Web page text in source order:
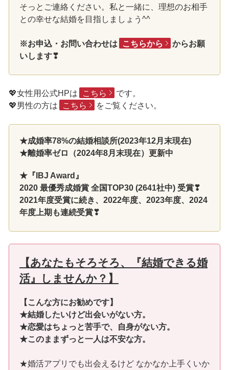
そっとご連絡ください。私と一緒に、理想のお相手
との幸せな結婚を目指しましょう^^
※お申込・お問い合わせは こちらから
からお願
いします❣
💖女性用公式HPは こちら
です。
💖男性の方は
こちら をご覧ください。
★成婚率78%の結婚相談所(2023年12月末現在)
★離婚率ゼロ（2024年8月末現在）更新中
★『IBJ Award』
2020 最優秀成婚賞 全国TOP30 (2641社中) 受賞❣
2021年度受賞に続き、2022年度、2023年度、2024
年度上期も連続受賞❣
【あなたもそろそろ、『結婚できる婚
活』しませんか？】
【こんな方にお勧めです】
★結婚したいけど出会いがない方。
★恋愛はちょっと苦手で、自身がない方。
★このままずっと一人は不安な方。
★婚活アプリでも出会えるけど なかなか上手くいか